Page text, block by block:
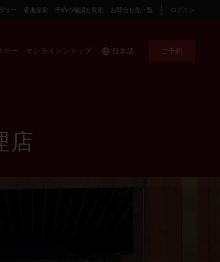
リー 香港探索 予約の確認と変更 お問合せ先一覧 ログイン
ァー オンラインショップ 日本語 ご予約
店